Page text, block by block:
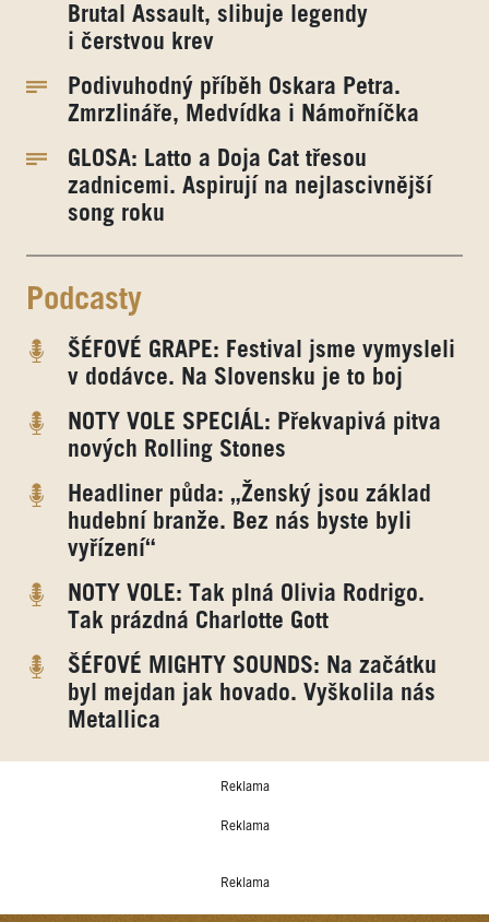
Brutal Assault, slibuje legendy
i čerstvou krev
Podivuhodný příběh Oskara Petra.
Zmrzlináře, Medvídka i Námořníčka
GLOSA: Latto a Doja Cat třesou
zadnicemi. Aspirují na nejlascivnější
song roku
Podcasty
ŠÉFOVÉ GRAPE: Festival jsme vymysleli
v dodávce. Na Slovensku je to boj
NOTY VOLE SPECIÁL: Překvapivá pitva
nových Rolling Stones
Headliner půda: „Ženský jsou základ
hudební branže. Bez nás byste byli
vyřízení“
NOTY VOLE: Tak plná Olivia Rodrigo.
Tak prázdná Charlotte Gott
ŠÉFOVÉ MIGHTY SOUNDS: Na začátku
byl mejdan jak hovado. Vyškolila nás
Metallica
Reklama
Reklama
Reklama